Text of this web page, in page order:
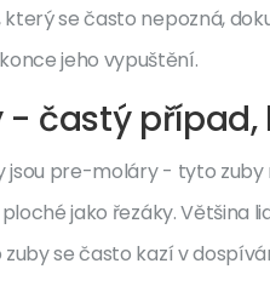
se často nepozná,
jeho vypuštění.
častý případ,
jsou pre-moláry - tyto
jako řezáky. Většina
se často kazí v